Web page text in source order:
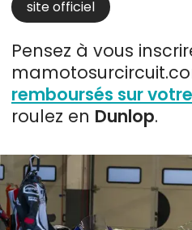
site officiel
Pensez à vous
remboursés sur
roulez en Dunlop.